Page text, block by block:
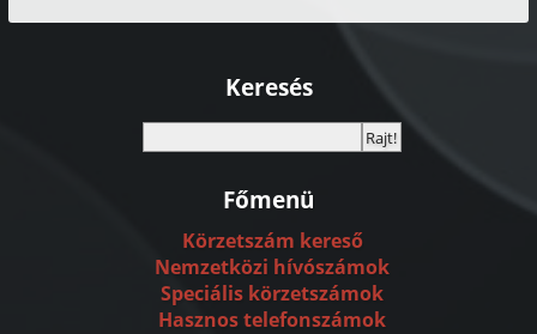
Keresés
Főmenü
Körzetszám kereső
Nemzetközi hívószámok
Speciális körzetszámok
Hasznos telefonszámok